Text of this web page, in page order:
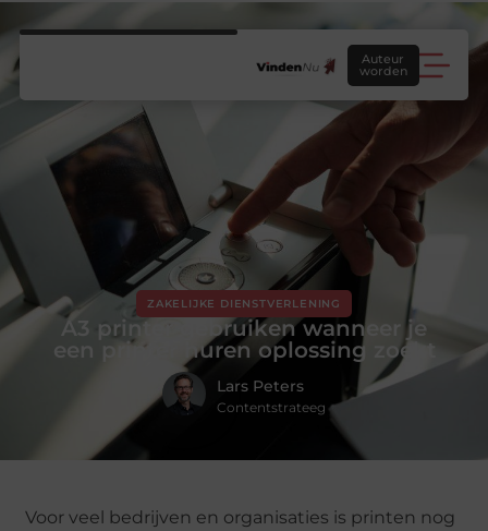
Auteur
worden
ZAKELIJKE DIENSTVERLENING
A3 printer gebruiken wanneer je
een printer huren oplossing zoekt
Lars Peters
Contentstrateeg
Voor veel bedrijven en organisaties is printen nog